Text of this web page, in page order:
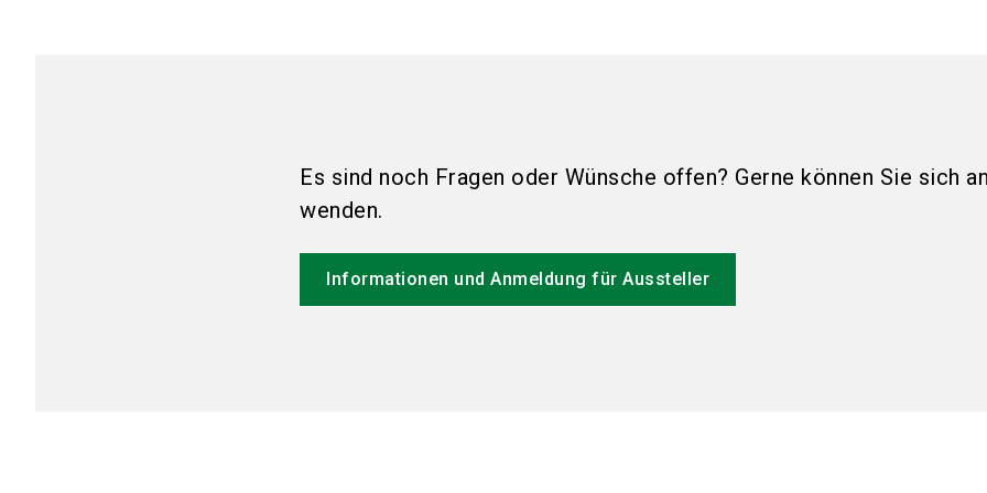
Es sind noch Fragen oder Wünsche offen? Gerne können Sie sich
wenden.
Informationen und Anmeldung für Aussteller